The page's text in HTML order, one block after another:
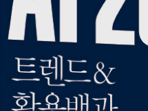
할 땐, 탑다운 프롬프트 작성
봇 만들기
난 협상가 챗봇
봇 구경하기